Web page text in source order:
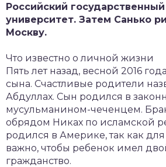
Российский
университет. Затем Санько
Москву.
Что известно о личной жизни
Пять лет назад, весной 2016
сына. Счастливые родители
Абдуллах. Сын родился в
мусульманином-чеченцем.
обрядом Никах по исламской
родился в Америке, так как
важно, чтобы ребенок имел
гражданство.